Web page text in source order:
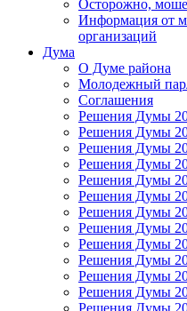
Осторожно,
Информация от
организаций
Дума
О Думе района
Молодежный
Соглашения
Решения Думы
Решения Думы
Решения Думы
Решения Думы
Решения Думы
Решения Думы
Решения Думы
Решения Думы
Решения Думы
Решения Думы
Решения Думы
Решения Думы
Решения Думы